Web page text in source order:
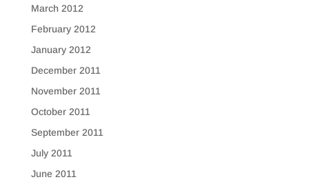
March 2012
February 2012
January 2012
December 2011
November 2011
October 2011
September 2011
July 2011
June 2011